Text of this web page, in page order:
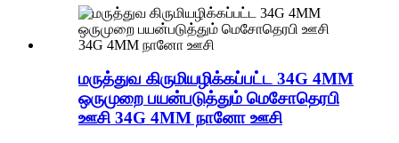
மருத்துவ கிருமியழிக்கப்பட்ட 34G 4MM
ஒருமுறை பயன்படுத்தும் மெசோதெரபி
ஊசி 34G 4MM நானோ ஊசி